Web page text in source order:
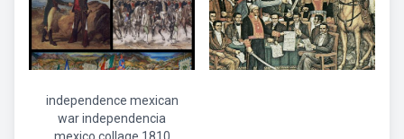
independence mexican
war independencia